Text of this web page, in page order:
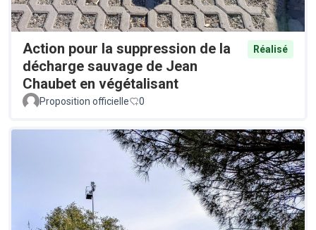
Action pour la suppression de la
décharge sauvage de Jean
Chaubet en végétalisant
Réalisé
Proposition officielle 0